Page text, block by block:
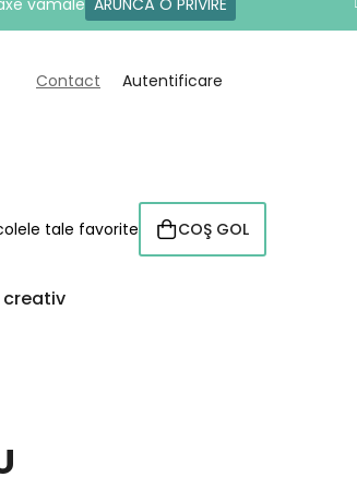
vamale ARUNCĂ O PRIVIRE
Contact Autentificare
tale favorite
COŞ
DE
COŞ GOL
creativ